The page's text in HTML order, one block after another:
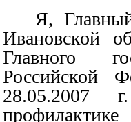
Я,
Ивановской
Главного
Российской